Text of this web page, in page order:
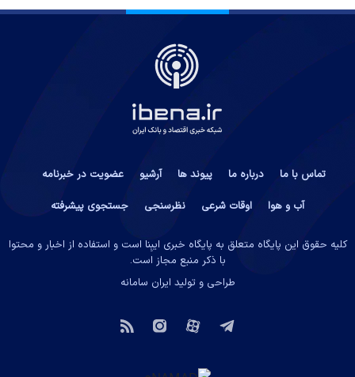
تماس با ما درباره ما پیوند ها آرشیو
عضویت در خبرنامه
آب و هوا
اوقات شرعی نظرسنجی جستجوی پیشرفته
کلیه حقوق این پایگاه متعلق به پایگاه خبری ایبِنا است و استفاده از اخبار و محتوا
با ذکر منبع مجاز است.
طراحی و تولید ایران سامانه